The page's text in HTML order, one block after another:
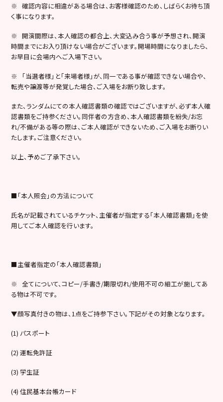
※ 確認内容に相違がある場合は、お客様確認のため、しばらくお待ち頂
く事になります。
※ 開演間際は、本人確認の都合上、大変込み合う事が予想され、開演
時間までにお入り頂けない場合がございます。開場時間になりましたら、
お早目に会場内へご入場下さい。
※ 「当選者様」と「来場者様」が、同一である事が確認できない場合や、
転売や譲渡等が発覚した場合、ご入場をお断り致します。
また、ランダムにての本人確認書類の確認ではございますが、必ず本人確
認書類をご持参ください。同伴者の方含め、本人確認書類を紛失/お忘
れ/不備がある等の際は、ご本人確認ができないため、ご入場をお断りい
たします。ご注意ください。
以上、予めご了承下さい。
■「本人照会」の方法について
氏名が記載されているチケット、主催者が指定する「本人確認書類」を使
用してご本人確認を行います。
■主催者指定の「本人確認書類」
※ 全てについて、コピー/手書き/期限切れ/使用不可の細工が施してあ
る物は不可です。
▼顔写真付きの物は、1点をご持参下さい。下記がその対象となります。
(1) パスポート
(2) 運転免許証
(3) 学生証
(4) 住民基本台帳カード